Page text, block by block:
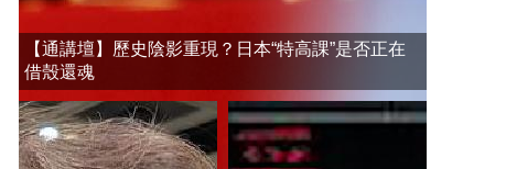
【通講壇】歷史陰影重現？日本“特高課”是否正在
借殼還魂